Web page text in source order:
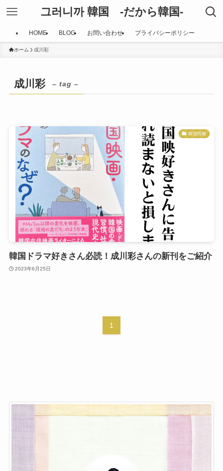
그러니까 韓国 -だから韓国-
HOME BLOG お問い合わせ プライバシーポリシー
ホーム 成川彩
成川彩 – tag –
韓国情報
韓国ドラマ好きさん必読！成川彩さんの新刊をご紹介
2023年6月25日
1